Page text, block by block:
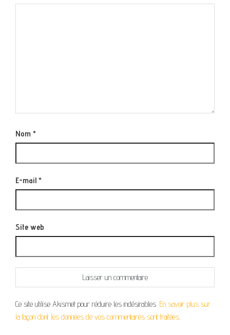
Nom *
E-mail *
Site web
Ce site utilise Akismet pour réduire les indésirables. En savoir plus sur
la façon dont les données de vos commentaires sont traitées